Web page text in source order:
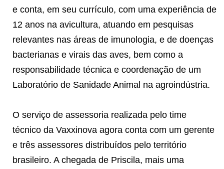
e conta, em seu currículo, com uma experiência de
12 anos na avicultura, atuando em pesquisas
relevantes nas áreas de imunologia, e de doenças
bacterianas e virais das aves, bem como a
responsabilidade técnica e coordenação de um
Laboratório de Sanidade Animal na agroindústria.
O serviço de assessoria realizada pelo time
técnico da Vaxxinova agora conta com um gerente
e três assessores distribuídos pelo território
brasileiro. A chegada de Priscila, mais uma